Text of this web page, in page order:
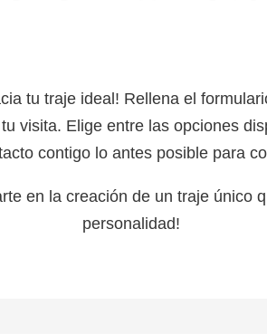
tu traje ideal! Rellena el
visita. Elige entre las opciones
contigo lo antes posible para
en la creación de un traje único
personalidad!